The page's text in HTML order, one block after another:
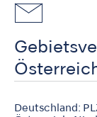
Deutschland: